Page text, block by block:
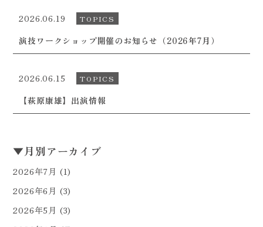
2026.06.19 TOPICS
演技ワークショップ開催のお知らせ（2026年7月）
2026.06.15 TOPICS
【萩原康雄】出演情報
▼月別アーカイブ
2026年7月 (1)
2026年6月 (3)
2026年5月 (3)